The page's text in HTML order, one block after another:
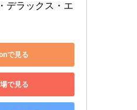
デラックス・エ
で見る
で見る